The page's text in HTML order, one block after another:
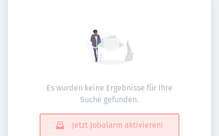
Es wurden keine Ergebnisse für Ihre
Suche gefunden.
Jetzt Jobalarm aktivieren!